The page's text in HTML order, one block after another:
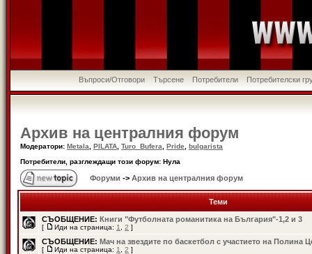
Въпроси/Отговори Търсене Потребители Потребителски
Архив на централния форум
Модератори: Metala PILATA Turo_Bufera Pride
bulgarista
Потребители, разглеждащи този форум: Нула
Форуми -> Архив на централния форум
Теми
СЪОБЩЕНИЕ: Книги "Футболната романитика на България"-1,2 и 3
[ Иди на страница: 1 2 ]
СЪОБЩЕНИЕ: Мач на звездите по баскетбол с участието на Полина
[ Иди на страница: 1 2 ]